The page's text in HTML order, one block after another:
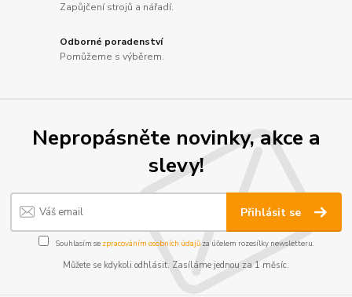
Zapůjčení strojů a nářadí.
Odborné poradenství
Pomůžeme s výběrem.
Nepropásněte novinky, akce a
slevy!
Přihlásit se
Souhlasím se zpracováním osobních údajůza účelem rozesílky newsletteru.
Můžete se kdykoli odhlásit. Zasíláme jednou za 1 měsíc.